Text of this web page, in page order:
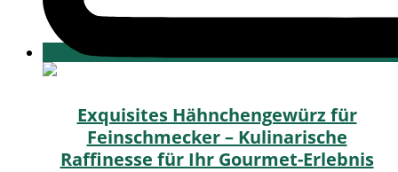
Exquisites Hähnchengewürz für
Feinschmecker – Kulinarische
Raffinesse für Ihr Gourmet-Erlebnis